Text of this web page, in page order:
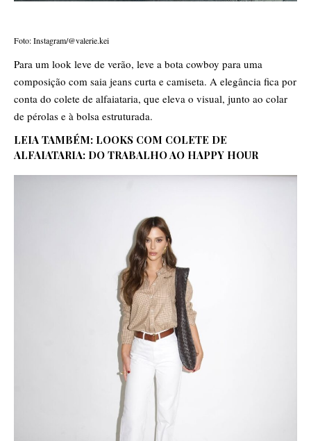
Foto: Instagram/@valerie.kei
Para um look leve de verão, leve a bota cowboy para uma
composição com saia jeans curta e camiseta. A elegância fica por
conta do colete de alfaiataria, que eleva o visual, junto ao colar
de pérolas e à bolsa estruturada.
LEIA TAMBÉM: LOOKS COM COLETE DE
ALFAIATARIA: DO TRABALHO AO HAPPY HOUR